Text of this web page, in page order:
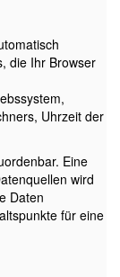
die Ihr Browser
Uhrzeit der
Eine
wird
Daten
für eine